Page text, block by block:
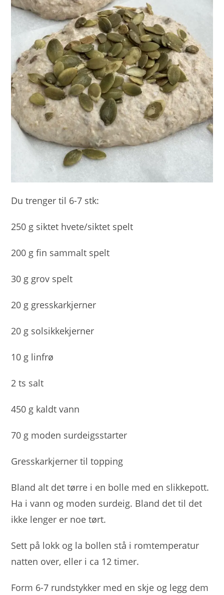
Du trenger til 6-7 stk:
250 g siktet hvete/siktet spelt
200 g fin sammalt spelt
30 g grov spelt
20 g gresskarkjerner
20 g solsikkekjerner
10 g linfrø
2 ts salt
450 g kaldt vann
70 g moden surdeigsstarter
Gresskarkjerner til topping
Bland alt det tørre i en bolle med en slikkepott.
Ha i vann og moden surdeig. Bland det til det
ikke lenger er noe tørt.
Sett på lokk og la bollen stå i romtemperatur
natten over, eller i ca 12 timer.
Form 6-7 rundstykker med en skje og legg dem